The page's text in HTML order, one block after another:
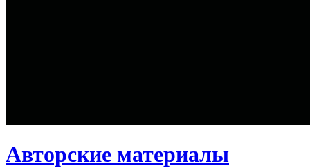
Авторские материалы